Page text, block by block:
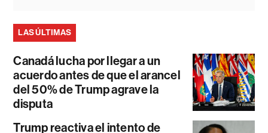
LAS ÚLTIMAS
Canadá lucha por llegar a un
acuerdo antes de que el arancel
del 50% de Trump agrave la
disputa
Trump reactiva el intento de